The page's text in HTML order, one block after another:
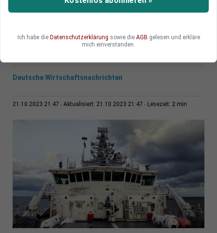
Nato ihre Patrouillen in der Ostsee verstärken.
Schiff als Verursacher des Pipeline-Schadens.
Deutsche Wirtschaftsnachrichten
21.10.2023 21:47 Aktualisiert: 21.10.2023 21:47 Lesezeit: 2 min
Ich habe die Datenschutzerklärung sowie die AGB gelesen und erkläre
mich einverstanden.